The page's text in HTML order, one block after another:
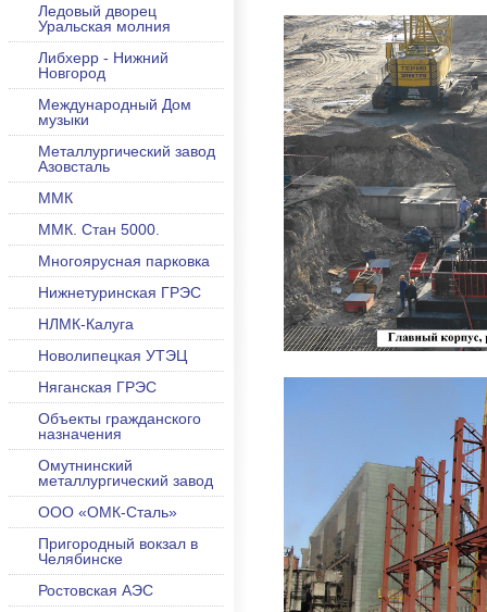
Ледовый дворец
Уральская молния
Либхерр - Нижний
Новгород
Международный Дом
музыки
Металлургический завод
Азовсталь
ММК
ММК. Стан 5000.
Многоярусная парковка
Нижнетуринская ГРЭС
НЛМК-Калуга
Новолипецкая УТЭЦ
Няганская ГРЭС
Объекты гражданского
назначения
Омутнинский
металлургический завод
ООО «ОМК-Сталь»
Пригородный вокзал в
Челябинске
Ростовская АЭС